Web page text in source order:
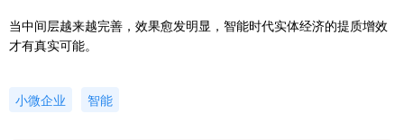
当中间层越来越完善，效果愈发明显，智能时代实体经济的提质增效
才有真实可能。
小微企业 智能